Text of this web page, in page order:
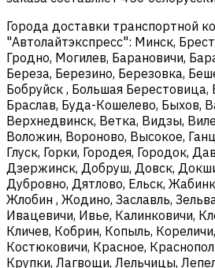
Города доставки транспортной
"Автолайтэкспресс": Минск,
Гродно, Могилев, Барановичи,
Береза, Березино, Березовка,
Бобруйск , Большая Берестовица,
Браслав, Буда-Кошелево, Быхов,
Верхнедвинск, Ветка, Видзы,
Воложин, Вороново, Высокое,
Глуск, Горки, Городея, Городок,
Дзержинск, Добруш, Довск,
Дубровно, Дятлово, Ельск,
Жлобин , Жодино, Заславль,
Ивацевичи, Ивье, Калинковичи,
Кличев, Кобрин, Копыль,
Костюковичи, Красное,
Крупки, Лагвощи, Лельчицы,